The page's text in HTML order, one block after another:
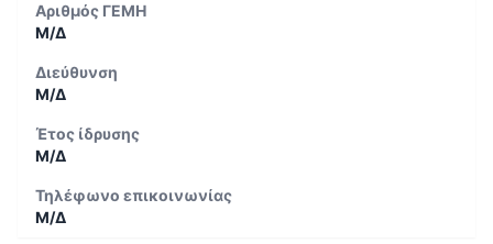
Αριθμός ΓΕΜΗ
Μ/Δ
Διεύθυνση
Μ/Δ
Έτος ίδρυσης
Μ/Δ
Τηλέφωνο επικοινωνίας
Μ/Δ